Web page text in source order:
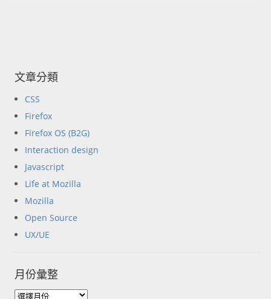
文章分類
CSS
Firefox
Firefox OS (B2G)
Interaction design
Javascript
Life at Mozilla
Mozilla
Open Source
UX/UE
月份彙整